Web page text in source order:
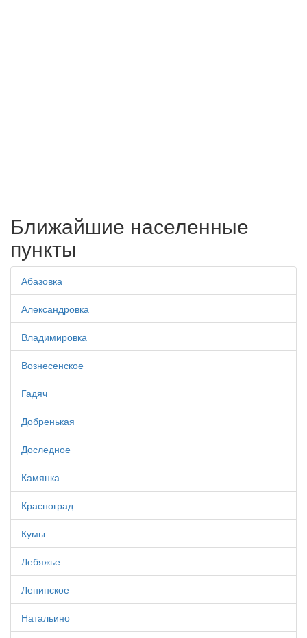
Ближайшие населенные
пункты
Абазовка
Александровка
Владимировка
Вознесенское
Гадяч
Добренькая
Доследное
Камянка
Красноград
Кумы
Лебяжье
Ленинское
Натальино